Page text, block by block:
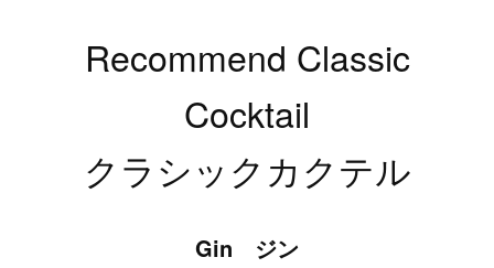
Recommend Classic
Cocktail
クラシックカクテル
Gin ジン